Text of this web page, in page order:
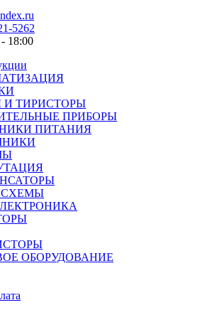
5262
18:00
И ТИРИСТОРЫ
ПРИБОРЫ
ПИТАНИЯ
ОБОРУДОВАНИЕ